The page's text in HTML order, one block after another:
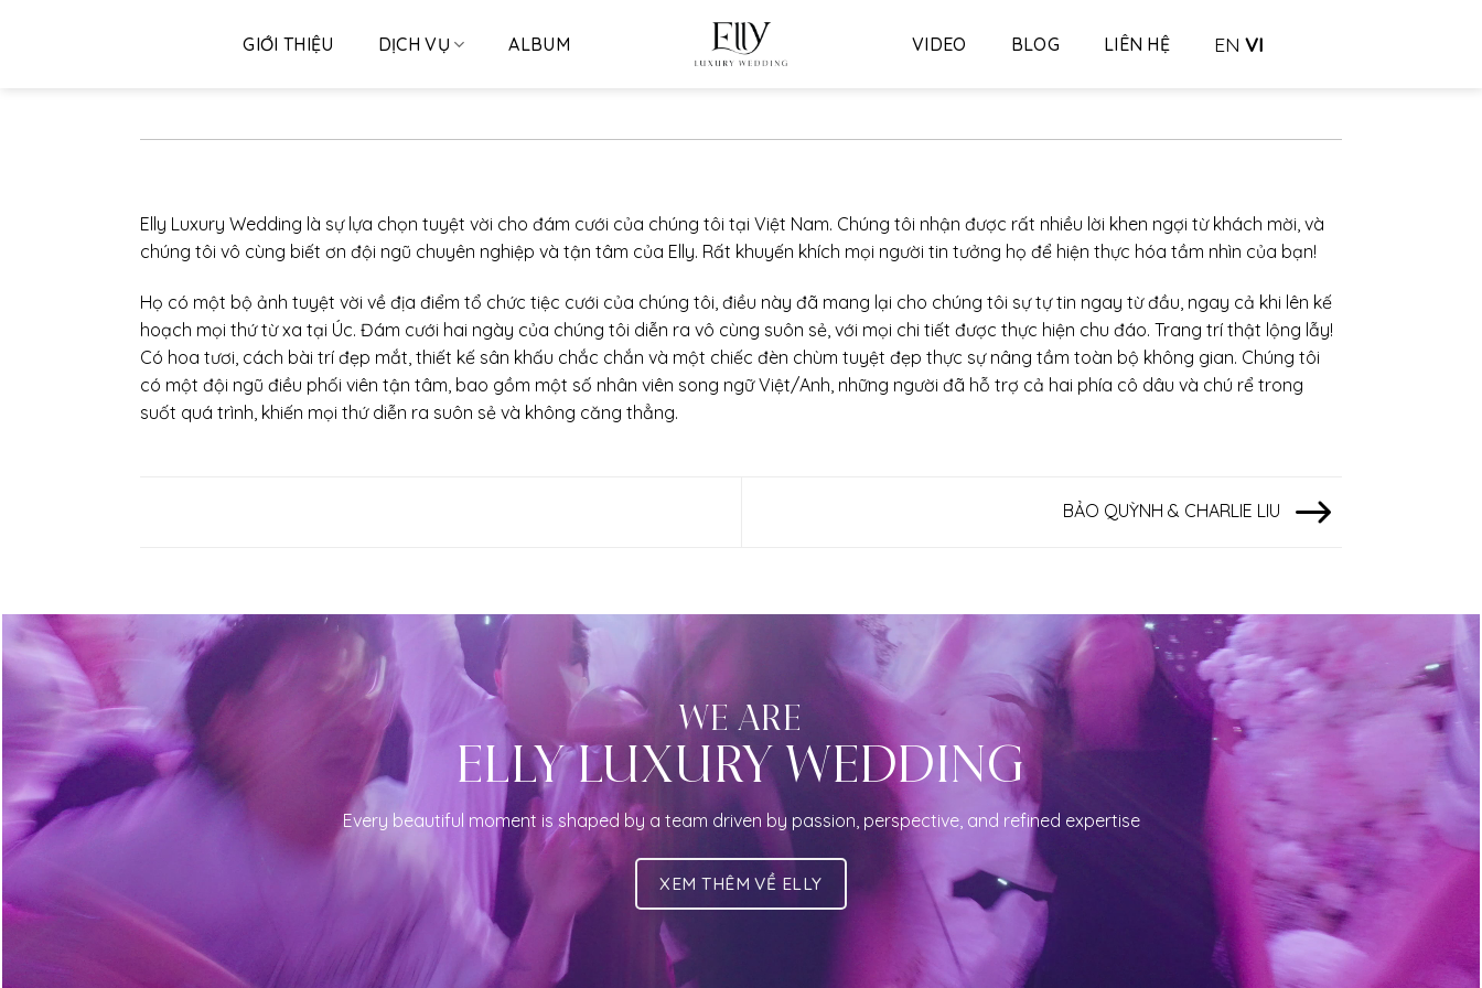
GIỚI THIỆU DỊCH VỤ ALBUM VIDEO BLOG LIÊN HỆ EN VI
Elly Luxury Wedding là sự lựa chọn tuyệt vời cho đám cưới của chúng tôi tại Việt Nam. Chúng tôi nhận được rất nhiều lời khen ngợi từ khách mời, và
chúng tôi vô cùng biết ơn đội ngũ chuyên nghiệp và tận tâm của Elly. Rất khuyến khích mọi người tin tưởng họ để hiện thực hóa tầm nhìn của bạn!
Họ có một bộ ảnh tuyệt vời về địa điểm tổ chức tiệc cưới của chúng tôi, điều này đã mang lại cho chúng tôi sự tự tin ngay từ đầu, ngay cả khi lên kế
hoạch mọi thứ từ xa tại Úc. Đám cưới hai ngày của chúng tôi diễn ra vô cùng suôn sẻ, với mọi chi tiết được thực hiện chu đáo. Trang trí thật lộng lẫy!
Có hoa tươi, cách bài trí đẹp mắt, thiết kế sân khấu chắc chắn và một chiếc đèn chùm tuyệt đẹp thực sự nâng tầm toàn bộ không gian. Chúng tôi
có một đội ngũ điều phối viên tận tâm, bao gồm một số nhân viên song ngữ Việt/Anh, những người đã hỗ trợ cả hai phía cô dâu và chú rể trong
suốt quá trình, khiến mọi thứ diễn ra suôn sẻ và không căng thẳng.
BẢO QUỲNH & CHARLIE LIU
WE ARE
ELLY LUXURY WEDDING
Every beautiful moment is shaped by a team driven by passion, perspective, and refined expertise
XEM THÊM VỀ ELLY